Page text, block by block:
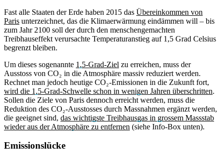
Fast alle Staaten der Erde haben 2015 das Übereinkommen von
Paris unterzeichnet, das die Klimaerwärmung eindämmen will – bis
zum Jahr 2100 soll der durch den menschengemachten
Treibhauseffekt verursachte Temperaturanstieg auf 1,5 Grad Celsius
begrenzt bleiben.
Um dieses sogenannte 1,5-Grad-Ziel zu erreichen, muss der
Ausstoss von CO₂ in die Atmosphäre massiv reduziert werden.
Rechnet man jedoch heutige CO₂-Emissionen in die Zukunft fort,
wird die 1,5-Grad-Schwelle schon in wenigen Jahren überschritten.
Sollen die Ziele von Paris dennoch erreicht werden, muss die
Reduktion des CO₂-Ausstosses durch Massnahmen ergänzt werden,
die geeignet sind, das wichtigste Treibhausgas in grossem Massstab
wieder aus der Atmosphäre zu entfernen (siehe Info-Box unten).
Emissionslücke